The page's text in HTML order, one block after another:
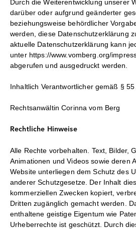
Durch die Weiterentwicklung unserer
darüber oder aufgrund geänderter
beziehungsweise behördlicher
werden, diese Datenschutzerklärung
aktuelle Datenschutzerklärung kann
unter https://www.vomberg.org/
abgerufen und ausgedruckt werden.
Inhaltlich Verantwortlicher gemäß § 55
Rechtsanwältin Corinna vom Berg
Rechtliche Hinweise
Alle Rechte vorbehalten. Text, Bilder,
Animationen und Videos sowie deren
Website unterliegen dem Schutz des
anderer Schutzgesetze. Der Inhalt
kommerziellen Zwecken kopiert,
Dritten zugänglich gemacht werden.
enthaltene geistige Eigentum wie
Urheberrechte ist geschützt. Durch